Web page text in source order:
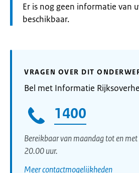
Informatie:
Er is nog geen informatie van
beschikbaar.
VRAGEN OVER DIT
Bel met Informatie
1400
Bereikbaar van maandag tot en
20.00 uur.
Meer contactmogelijkheden